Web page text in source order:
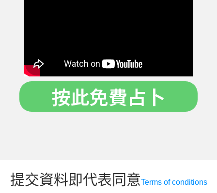
按此免費占卜
提交資料即代表同意Terms of conditions